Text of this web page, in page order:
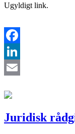
Ugyldigt link.
Facebook
LinkedIn
Juridisk